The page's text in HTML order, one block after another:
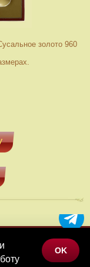
золото 960
OK